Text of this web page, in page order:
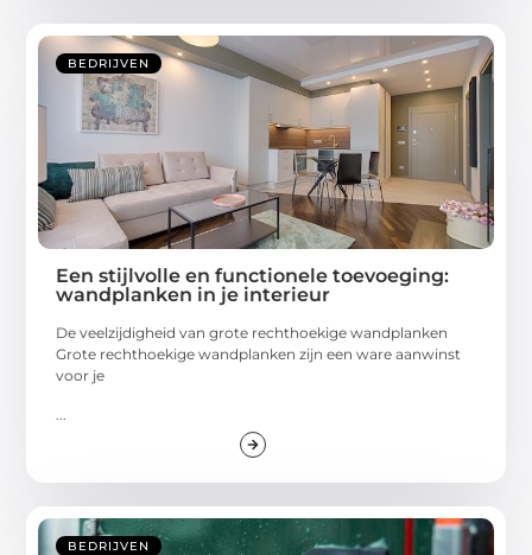
BEDRIJVEN
Een stijlvolle en functionele toevoeging:
wandplanken in je interieur
De veelzijdigheid van grote rechthoekige wandplanken
Grote rechthoekige wandplanken zijn een ware aanwinst
voor je
BEDRIJVEN